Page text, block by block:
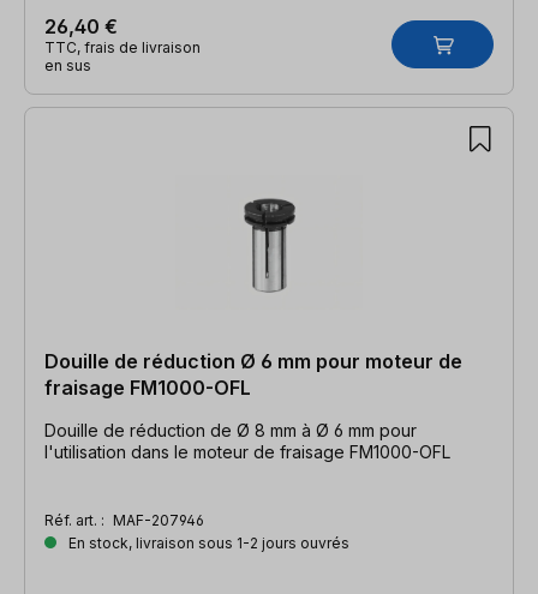
26,40 €
TTC, frais de livraison
en sus
Douille de réduction Ø 6 mm pour moteur de
fraisage FM1000-OFL
Douille de réduction de Ø 8 mm à Ø 6 mm pour
l'utilisation dans le moteur de fraisage FM1000-OFL
Réf. art. : MAF-207946
En stock, livraison sous 1-2 jours ouvrés